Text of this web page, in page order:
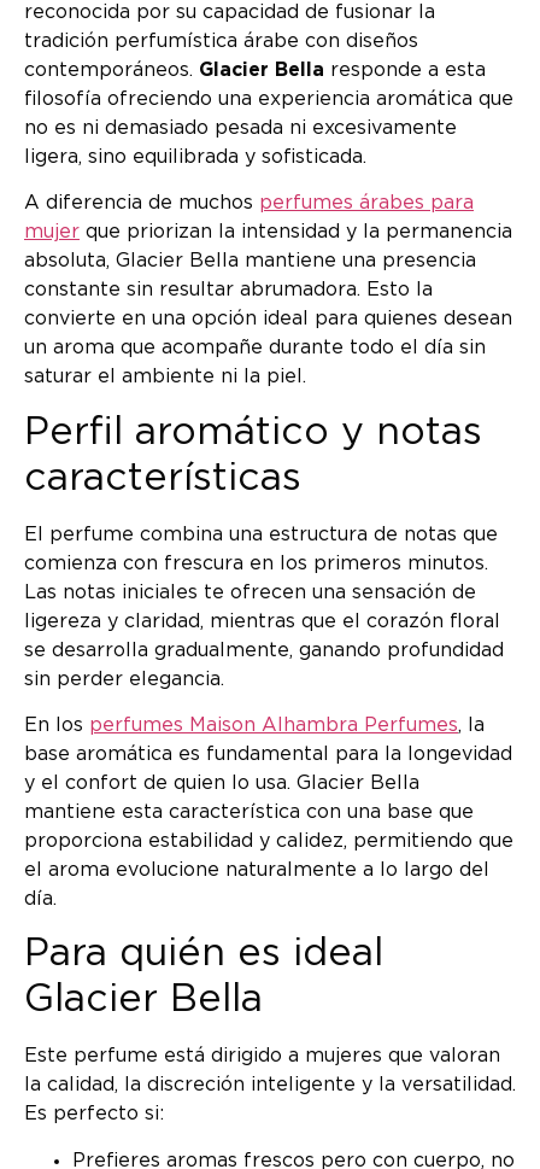
reconocida por su capacidad de fusionar la
tradición perfumística árabe con diseños
contemporáneos. Glacier Bella responde a esta
filosofía ofreciendo una experiencia aromática que
no es ni demasiado pesada ni excesivamente
ligera, sino equilibrada y sofisticada.
A diferencia de muchos perfumes árabes para
mujer que priorizan la intensidad y la permanencia
absoluta, Glacier Bella mantiene una presencia
constante sin resultar abrumadora. Esto la
convierte en una opción ideal para quienes desean
un aroma que acompañe durante todo el día sin
saturar el ambiente ni la piel.
Perfil aromático y notas
características
El perfume combina una estructura de notas que
comienza con frescura en los primeros minutos.
Las notas iniciales te ofrecen una sensación de
ligereza y claridad, mientras que el corazón floral
se desarrolla gradualmente, ganando profundidad
sin perder elegancia.
En los perfumes Maison Alhambra Perfumes, la
base aromática es fundamental para la longevidad
y el confort de quien lo usa. Glacier Bella
mantiene esta característica con una base que
proporciona estabilidad y calidez, permitiendo que
el aroma evolucione naturalmente a lo largo del
día.
Para quién es ideal
Glacier Bella
Este perfume está dirigido a mujeres que valoran
la calidad, la discreción inteligente y la versatilidad.
Es perfecto si:
Prefieres aromas frescos pero con cuerpo, no